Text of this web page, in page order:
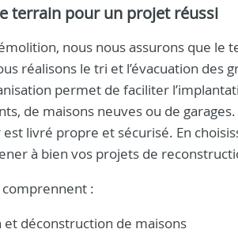
terrain pour un projet réussi
nous nous assurons que
réalisons le tri et l’évacuation des
permet de faciliter
de maisons neuves ou de
livré propre et sécurisé. En
à bien vos projets de
:
déconstruction de maisons